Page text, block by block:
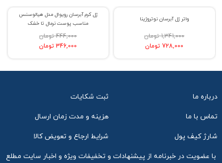
% حراج 22
ژل کرم آبرسان رویوال مدل هیالوسنس
مناسب پوست نرمال تا خشک
444,000 تومان
346,000 تومان
واتر ژل آبرسان نوتروژینا
1,341,000 تومان
728,000 تومان
درباره ما ثبت شکایات
تماس با ما هزینه و مدت زمان ارسال
شارژ کیف پول شرایط ارجاع و تعویض کالا
با عضویت در خبرنامه از پیشنهادات و تخفیفات ویژه و اخبار سایت مطلع